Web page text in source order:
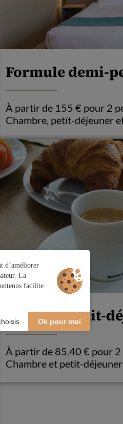
Formule demi-
À partir de 155 € pour 2
Chambre, petit-déjeuner
Formule petit-
À partir de 85.40 € pour 2
Chambre et petit-déjeuner
d’améliorer
La
facilite
Ok pour moi